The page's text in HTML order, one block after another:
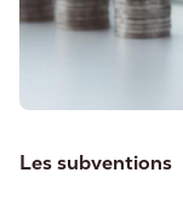
Les subventions